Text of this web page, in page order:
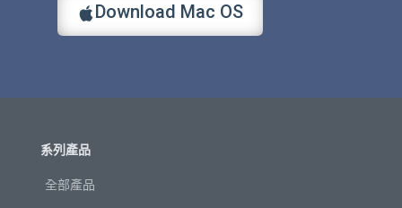
Download Mac OS
系列產品
全部產品